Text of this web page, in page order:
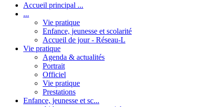
Accueil principal ...
...
Vie pratique
Enfance, jeunesse et scolarité
Accueil de jour - Réseau-L
Vie pratique
Agenda & actualités
Portrait
Officiel
Vie pratique
Prestations
Enfance, jeunesse et sc...